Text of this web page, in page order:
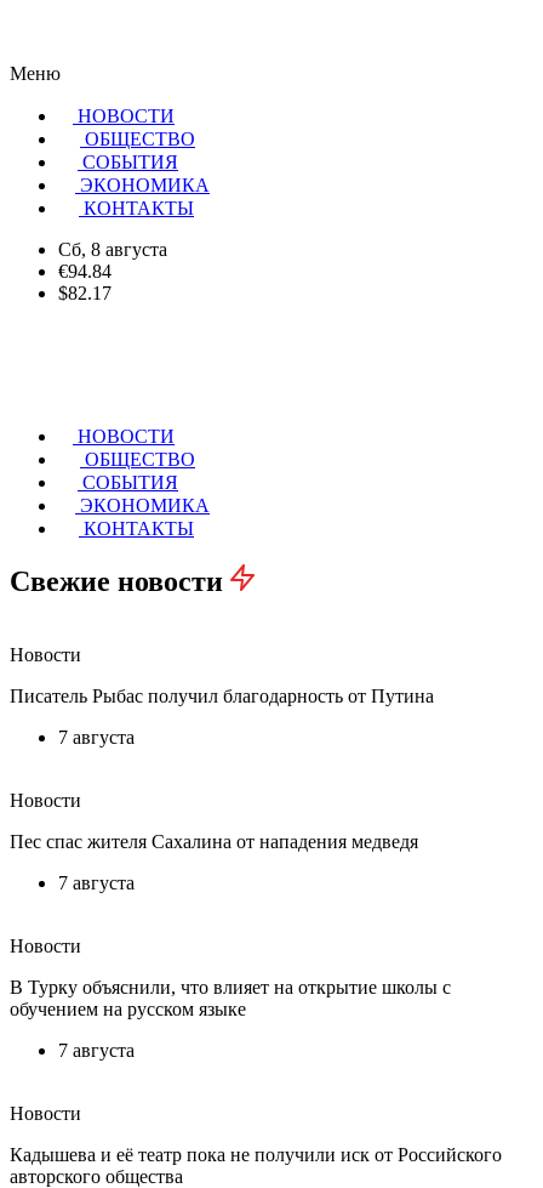
Меню
НОВОСТИ
ОБЩЕСТВО
CОБЫТИЯ
ЭКОНОМИКА
КОНТАКТЫ
Сб, 8 августа
€94.84
$82.17
НОВОСТИ
ОБЩЕСТВО
СОБЫТИЯ
ЭКОНОМИКА
КОНТАКТЫ
Свежие новости
Новости
Писатель Рыбас получил благодарность от Путина
7 августа
Новости
Пес спас жителя Сахалина от нападения медведя
7 августа
Новости
В Турку объяснили, что влияет на открытие школы с
обучением на русском языке
7 августа
Новости
Кадышева и её театр пока не получили иск от Российского
авторского общества